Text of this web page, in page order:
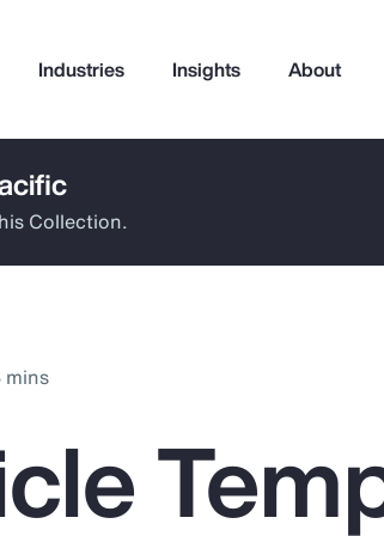
Industries Insights About
Collection.
mins